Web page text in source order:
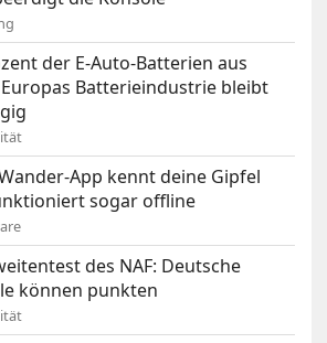
der E-Auto-Batterien aus
Batterieindustrie bleibt
App kennt deine Gipfel
sogar offline
des NAF: Deutsche
können punkten